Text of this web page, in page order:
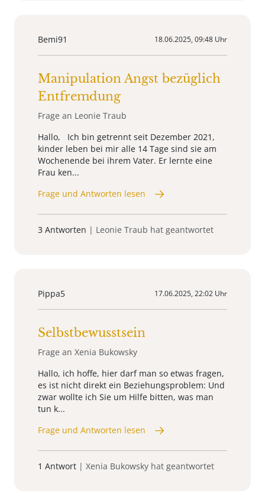
Bemi91 18.06.2025, 09:48 Uhr
Manipulation Angst bezüglich
Entfremdung
Frage an Leonie Traub
Hallo, Ich bin getrennt seit Dezember 2021,
kinder leben bei mir alle 14 Tage sind sie am
Wochenende bei ihrem Vater. Er lernte eine
Frau ken...
Frage und Antworten lesen
3 Antworten | Leonie Traub hat geantwortet
Pippa5 17.06.2025, 22:02 Uhr
Selbstbewusstsein
Frage an Xenia Bukowsky
Hallo, ich hoffe, hier darf man so etwas fragen,
es ist nicht direkt ein Beziehungsproblem: Und
zwar wollte ich Sie um Hilfe bitten, was man
tun k...
Frage und Antworten lesen
1 Antwort | Xenia Bukowsky hat geantwortet